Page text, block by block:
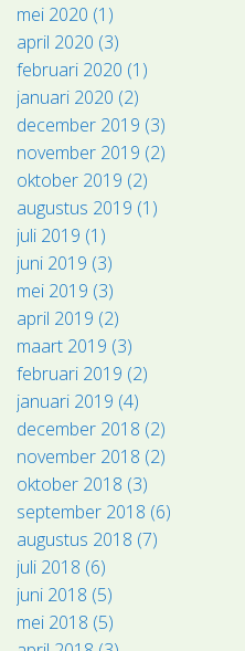
mei 2020 (1)
april 2020 (3)
februari 2020 (1)
januari 2020 (2)
december 2019 (3)
november 2019 (2)
oktober 2019 (2)
augustus 2019 (1)
juli 2019 (1)
juni 2019 (3)
mei 2019 (3)
april 2019 (2)
maart 2019 (3)
februari 2019 (2)
januari 2019 (4)
december 2018 (2)
november 2018 (2)
oktober 2018 (3)
september 2018 (6)
augustus 2018 (7)
juli 2018 (6)
juni 2018 (5)
mei 2018 (5)